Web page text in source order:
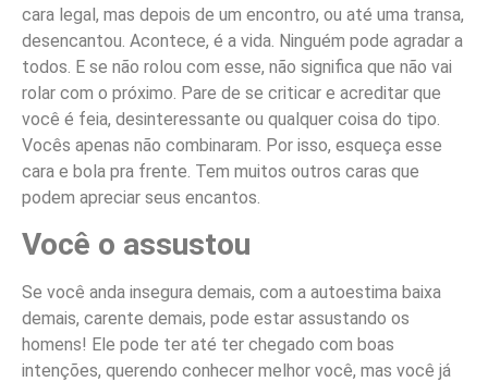
cara legal, mas depois de um encontro, ou até uma transa,
desencantou. Acontece, é a vida. Ninguém pode agradar a
todos. E se não rolou com esse, não significa que não vai
rolar com o próximo. Pare de se criticar e acreditar que
você é feia, desinteressante ou qualquer coisa do tipo.
Vocês apenas não combinaram. Por isso, esqueça esse
cara e bola pra frente. Tem muitos outros caras que
podem apreciar seus encantos.
Você o assustou
Se você anda insegura demais, com a autoestima baixa
demais, carente demais, pode estar assustando os
homens! Ele pode ter até ter chegado com boas
intenções, querendo conhecer melhor você, mas você já